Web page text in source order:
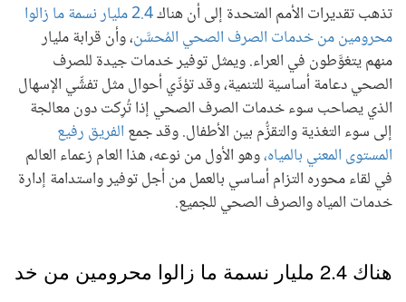
تذهب تقديرات الأمم المتحدة إلى أن هناك
2.4 مليار نسمة ما زالوا
محرومين من خدمات الصرف الصحي المُحسَّن، وأن قرابة مليار
منهم يتغوَّطون في العراء. ويمثل توفير خدمات جيدة للصرف
الصحي دعامة أساسية للتنمية، وقد تؤدِّي أحوال مثل تفشِّي الإسهال
الذي يصاحب سوء خدمات الصرف الصحي إذا تُرِكت دون معالجة
إلى سوء التغذية والتقزُّم بين الأطفال. وقد جمع الفريق رفيع
المستوى المعني بالمياه،وهو الأول من نوعه، هذا العام زعماء العالم
في لقاء محوره التزام أساسي بالعمل من أجل توفير واستدامة إدارة
خدمات المياه والصرف الصحي للجميع.